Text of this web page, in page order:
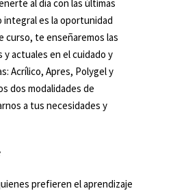
al día con las últimas
es la oportunidad
curso, te enseñaremos las
y actuales en el cuidado y
Acrílico, Apres, Polygel y
dos modalidades de
a tus necesidades y
prefieren el aprendizaje